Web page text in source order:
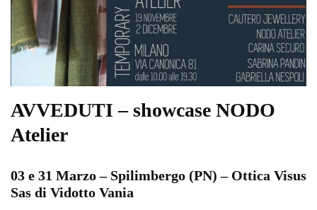
AVVEDUTI – showcase NODO
Atelier
03 e 31 Marzo – Spilimbergo (PN) – Ottica Visus
Sas di Vidotto Vania